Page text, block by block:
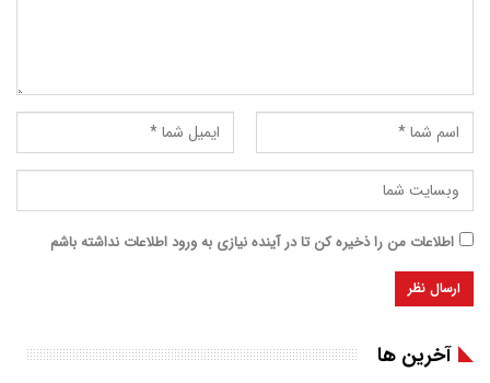
اطلاعات من را ذخیره کن تا در آینده نیازی به ورود اطلاعات نداشته باشم
آخرین ها